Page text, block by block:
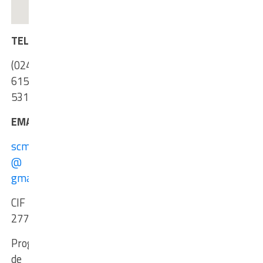
TEL./FAX
(0248)
615
531
EMAIL
scmpitesti
@
gmail.com
CIF
27775114
Program
de